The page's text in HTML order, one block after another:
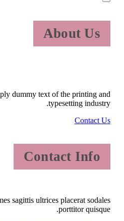
About Us
dummy text of the printing and
typesetting industry.
Contact Us
Contact Info
sagittis ultrices placerat sodales
porttitor quisque.